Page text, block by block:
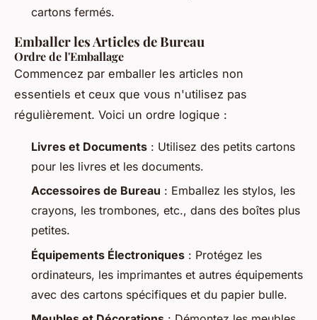
cartons fermés.
Emballer les Articles de Bureau
Ordre de l'Emballage
Commencez par emballer les articles non
essentiels et ceux que vous n'utilisez pas
régulièrement. Voici un ordre logique :
Livres et Documents : Utilisez des petits cartons
pour les livres et les documents.
Accessoires de Bureau : Emballez les stylos, les
crayons, les trombones, etc., dans des boîtes plus
petites.
Équipements Électroniques : Protégez les
ordinateurs, les imprimantes et autres équipements
avec des cartons spécifiques et du papier bulle.